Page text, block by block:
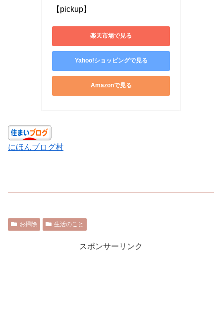
【pickup】
楽天市場で見る
Yahoo!ショッピングで見る
Amazonで見る
にほんブログ村
お掃除 生活のこと
スポンサーリンク